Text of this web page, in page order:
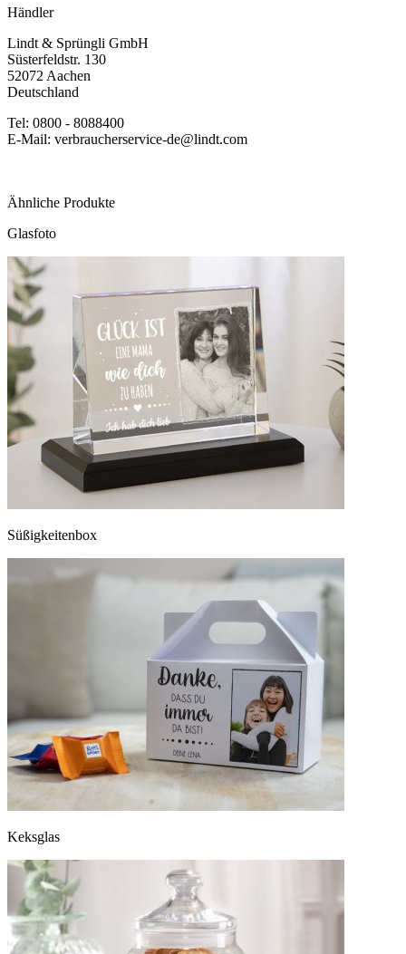
Händler
Lindt & Sprüngli GmbH
Süsterfeldstr. 130
52072 Aachen
Deutschland
Tel: 0800 - 8088400
E-Mail: verbraucherservice-de@lindt.com
Ähnliche Produkte
Glasfoto
Süßigkeitenbox
Keksglas